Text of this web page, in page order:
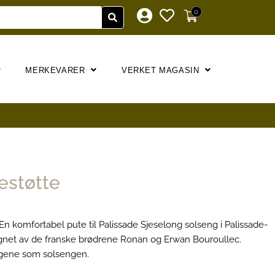
0
MERKEVARER VERKET MAGASIN
komfortabel pute til Palissade Sjeselong solseng i Palissade-
av de franske brødrene Ronan og Erwan Bouroullec.
som solsengen.